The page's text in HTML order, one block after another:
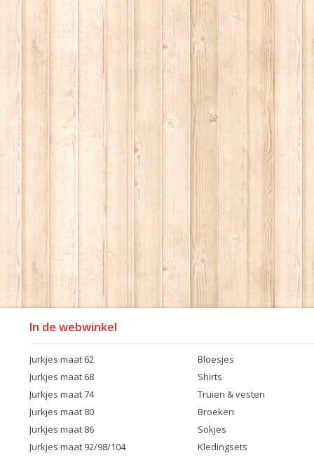
In de webwinkel
Jurkjes maat 62
Jurkjes maat 68
Jurkjes maat 74
Jurkjes maat 80
Jurkjes maat 86
Jurkjes maat 92/98/104
Bloesjes
Shirts
Truien & vesten
Broeken
Sokjes
Kledingsets